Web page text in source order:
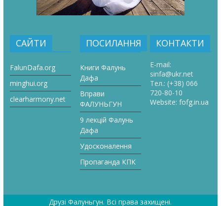
САЙТИ
FalunDafa.org
minghui.org
clearharmony.net
ПОСИЛАННЯ
Книги Фалунь
Дафа
Вправи
ФАЛУНЬГУН
9 лекцій Фалунь
Дафа
Удосконалення
Пропаганда КПК
КОНТАКТИ
E-mail:
sinfa@ukr.net
Тел.: (+38) 066
720-80-10
Website:fofg.in.ua
Друзі Фалуньгун. Всі права захищені.